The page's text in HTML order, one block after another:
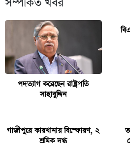
পদত্যাগ করেছেন রাষ্ট্রপতি
সাহাবুদ্দিন
গাজীপুরে কারখানায় বিস্ফোরণ, ২